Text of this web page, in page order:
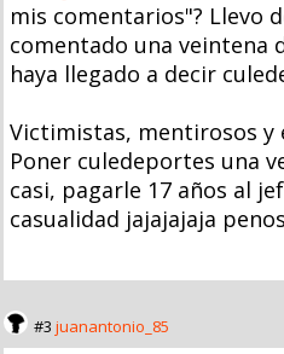
mis comentarios"? Llevo
comentado una veintena
haya llegado a decir
Victimistas, mentirosos y
Poner culedeportes una
casi, pagarle 17 años al
casualidad jajajajaja
#3 juanantonio_85